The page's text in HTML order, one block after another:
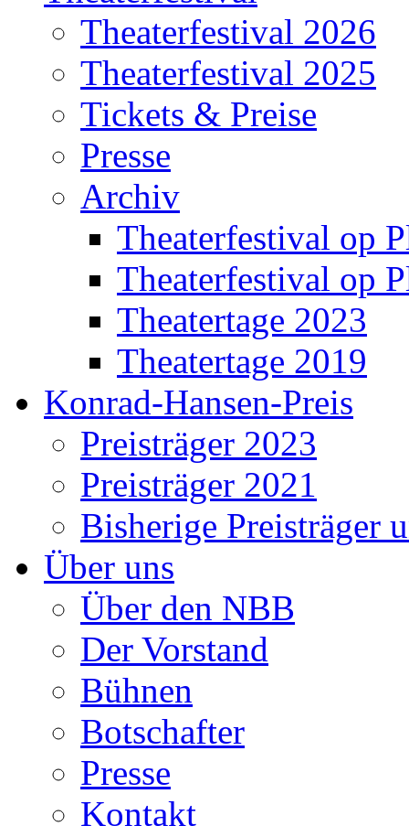
Theaterfestival 2026
Theaterfestival 2025
Tickets & Preise
Presse
Archiv
Theaterfestival op
Theaterfestival op
Theatertage 2023
Theatertage 2019
Konrad-Hansen-Preis
Preisträger 2023
Preisträger 2021
Bisherige Preisträger
Über uns
Über den NBB
Der Vorstand
Bühnen
Botschafter
Presse
Kontakt